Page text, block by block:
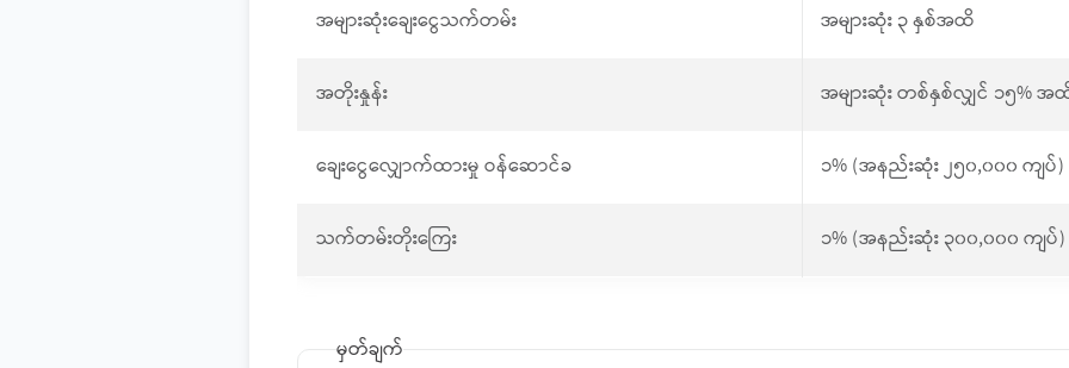
အများဆုံးချေးငွေသက်တမ်း အများဆုံး ၃ နှစ်အထိ
အတိုးနှုန်း အများဆုံး တစ်နှစ်လျှင် ၁၅% အ
ချေးငွေလျှောက်ထားမှု ဝန်ဆောင်ခ ၁% (အနည်းဆုံး ၂၅၀,၀၀၀ ကျပ်)
သက်တမ်းတိုးကြေး ၁% (အနည်းဆုံး ၃၀၀,၀၀၀ ကျပ်)
မှတ်ချက်